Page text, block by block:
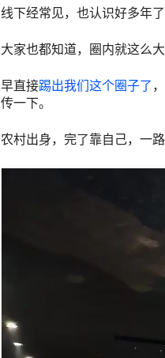
线下经常见，也认识好多年
大家也都知道，圈内就这么
早直接踢出我们这个圈子了
传一下。
农村出身，完了靠自己，一